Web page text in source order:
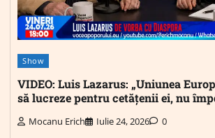
Show
VIDEO: Luis Lazarus: „Uniunea
să lucreze pentru cetățenii ei, nu
Mocanu Erich Iulie 24, 2026 0